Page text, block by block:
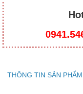
THÔNG TIN SẢN PHẨM